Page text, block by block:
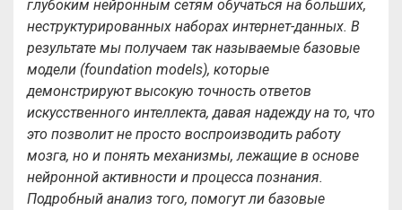
глубоким нейронным сетям обучаться на больших,
неструктурированных наборах интернет-данных. В
результате мы получаем так называемые базовые
модели (foundation models), которые
демонстрируют высокую точность ответов
искусственного интеллекта, давая надежду на то, что
это позволит не просто воспроизводить работу
мозга, но и понять механизмы, лежащие в основе
нейронной активности и процесса познания.
Подробный анализ того, помогут ли базовые